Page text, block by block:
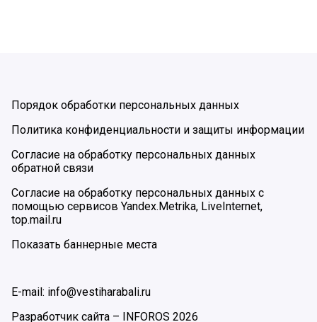
Порядок обработки персональных данных
Политика конфиденциальности и защиты информации
Согласие на обработку персональных данных
обратной связи
Согласие на обработку персональных данных с
помощью сервисов Yandex.Metrika, LiveInternet,
top.mail.ru
Показать баннерные места
E-mail: info@vestiharabali.ru
Разработчик сайта – INFOROS 2026